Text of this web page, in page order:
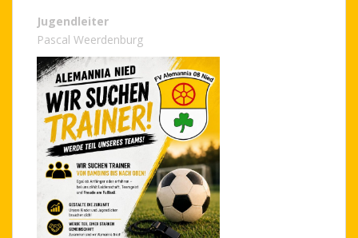
Jugendleiter
Pascal Weerdenburg